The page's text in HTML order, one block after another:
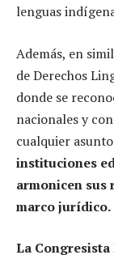
lenguas
Además, en
de Derechos
donde se
nacionales y
cualquier
instituciones
armonicen
marco jurídico.
La